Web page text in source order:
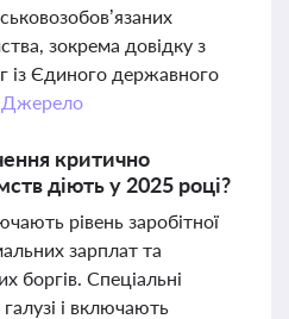
зокрема довідку з
із Єдиного державного
Джерело
критично
діють у 2025 році?
рівень заробітної
зарплат та
боргів. Спеціальні
галузі і включають